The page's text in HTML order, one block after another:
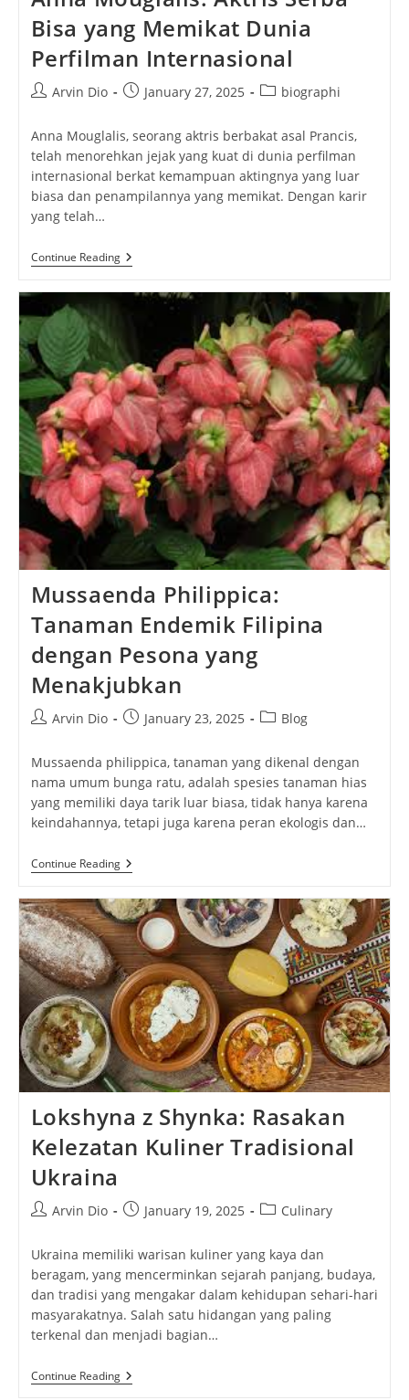
Bisa yang Memikat Dunia
Perfilman Internasional
PostArvin Dio
PostJanuary 27, 2025
Postbiographi
Anna Mouglalis, seorang aktris berbakat asal Prancis,
telah menorehkan jejak yang kuat di dunia perfilman
internasional berkat kemampuan aktingnya yang luar
biasa dan penampilannya yang memikat. Dengan karir
yang telah…
Continue ReadingAnna
Mouglalis:
Serba
Dunia
Perfilman
Internasional
Mussaenda Philippica:
Tanaman Endemik Filipina
dengan Pesona yang
Menakjubkan
PostArvin Dio
PostJanuary 23, 2025
PostBlog
Mussaenda philippica, tanaman yang dikenal dengan
nama umum bunga ratu, adalah spesies tanaman hias
yang memiliki daya tarik luar biasa, tidak hanya karena
keindahannya, tetapi juga karena peran ekologis dan…
Continue ReadingMussaenda
Philippica:
Endemik
Filipina
Dengan
Pesona
Yang
Menakjubkan
Lokshyna z Shynka: Rasakan
Kelezatan Kuliner Tradisional
Ukraina
PostArvin Dio
PostJanuary 19, 2025
PostCulinary
Ukraina memiliki warisan kuliner yang kaya dan
beragam, yang mencerminkan sejarah panjang, budaya,
dan tradisi yang mengakar dalam kehidupan sehari-hari
masyarakatnya. Salah satu hidangan yang paling
terkenal dan menjadi bagian…
Continue ReadingLokshyna
Z